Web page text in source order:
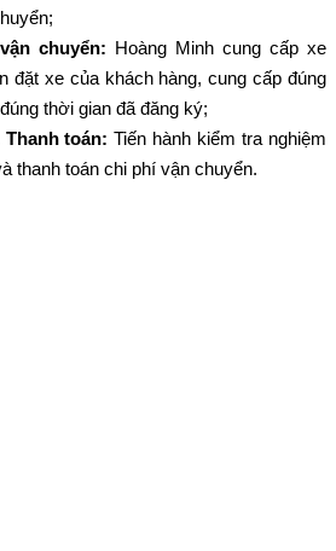
chuyển: Hoàng Minh cung cấp xe
đặt xe của khách hàng, cung cấp đúng
thời gian đã đăng ký;
toán: Tiến hành kiểm tra nghiệm
thanh toán chi phí vận chuyển.